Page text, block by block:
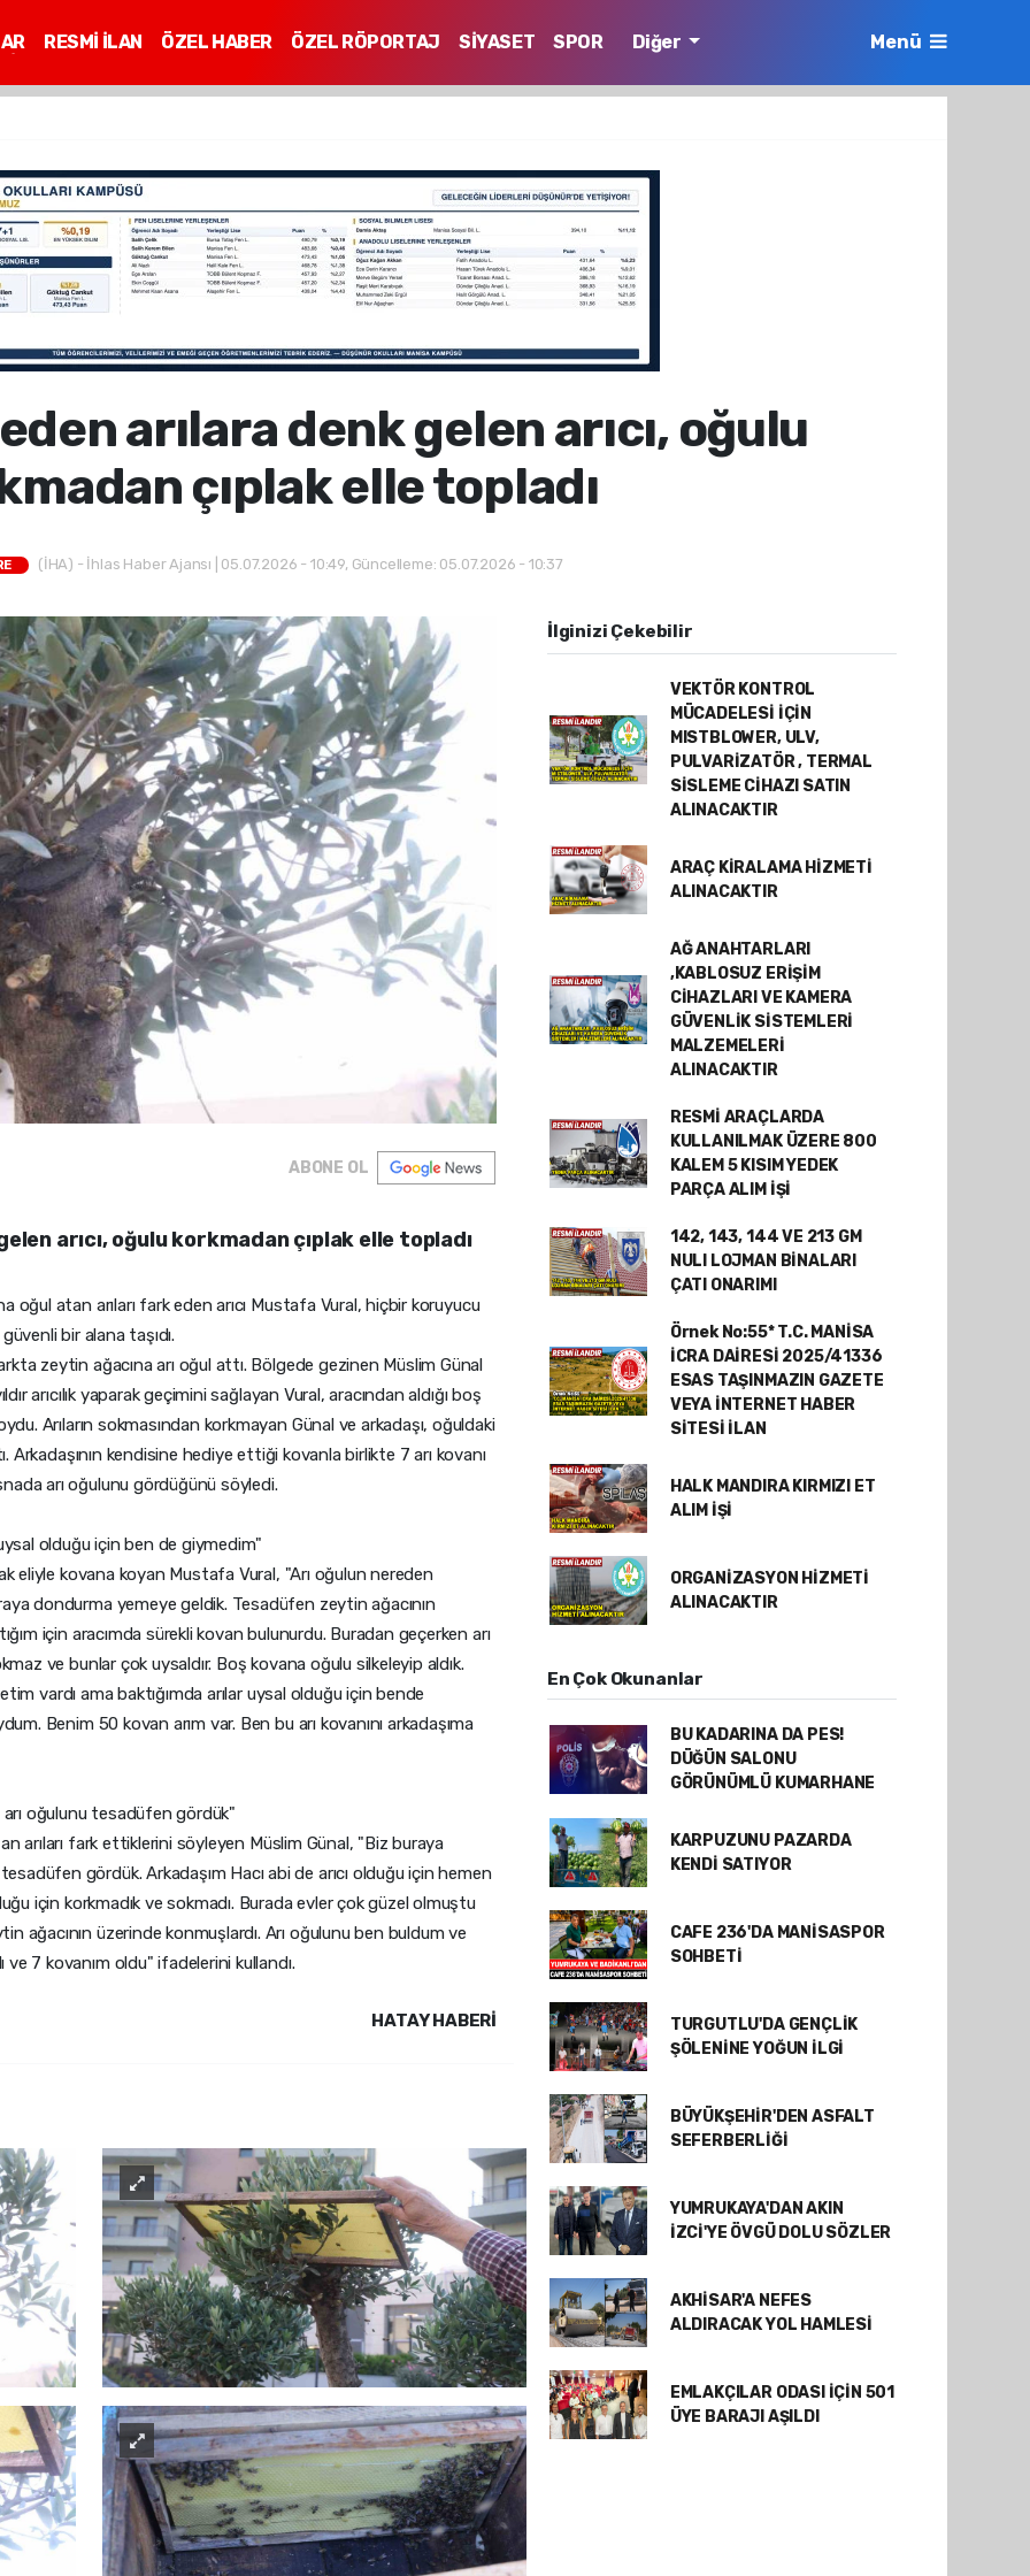
RESMİ İLAN ÖZEL HABER ÖZEL RÖPORTAJ SİYASET
SPOR
Diğer Menü
arılara denk gelen arıcı, oğulu
çıplak elle topladı
(İHA) - İhlas Haber Ajansı | 05.07.2026 - 10:49, Güncelleme: 05.07.2026 - 10:37
ABONE OL
arıcı, oğulu korkmadan çıplak elle topladı
oğul atan arıları fark eden arıcı Mustafa Vural, hiçbir koruyucu
bir alana taşıdı.
zeytin ağacına arı oğul attı. Bölgede gezinen Müslim Günal
arıcılık yaparak geçimini sağlayan Vural, aracından aldığı boş
Arıların sokmasından korkmayan Günal ve arkadaşı, oğuldaki
Arkadaşının kendisine hediye ettiği kovanla birlikte 7 arı kovanı
arı oğulunu gördüğünü söyledi.
uysal olduğu için ben de giymedim"
eliyle kovana koyan Mustafa Vural, "Arı oğulun nereden
dondurma yemeye geldik. Tesadüfen zeytin ağacının
için aracımda sürekli kovan bulunurdu. Buradan geçerken arı
ve bunlar çok uysaldır. Boş kovana oğulu silkeleyip aldık.
vardı ama baktığımda arılar uysal olduğu için bende
Benim 50 kovan arım var. Ben bu arı kovanını arkadaşıma
oğulunu tesadüfen gördük"
arıları fark ettiklerini söyleyen Müslim Günal, "Biz buraya
gördük. Arkadaşım Hacı abi de arıcı olduğu için hemen
için korkmadık ve sokmadı. Burada evler çok güzel olmuştu
ağacının üzerinde konmuşlardı. Arı oğulunu ben buldum ve
7 kovanım oldu" ifadelerini kullandı.
HATAY HABERİ
İlginizi Çekebilir
VEKTÖR KONTROL
MÜCADELESİ İÇİN
MISTBLOWER, ULV,
PULVARİZATÖR , TERMAL
SİSLEME CİHAZI SATIN
ALINACAKTIR
ARAÇ KİRALAMA HİZMETİ
ALINACAKTIR
AĞ ANAHTARLARI
,KABLOSUZ ERİŞİM
CİHAZLARI VE KAMERA
GÜVENLİK SİSTEMLERİ
MALZEMELERİ
ALINACAKTIR
RESMİ ARAÇLARDA
KULLANILMAK ÜZERE 800
KALEM 5 KISIM YEDEK
PARÇA ALIM İŞİ
142, 143, 144 VE 213 GM
NULI LOJMAN BİNALARI
ÇATI ONARIMI
Örnek No:55* T.C. MANİSA
İCRA DAİRESİ 2025/41336
ESAS TAŞINMAZIN GAZETE
VEYA İNTERNET HABER
SİTESİ İLAN
HALK MANDIRA KIRMIZI ET
ALIM İŞİ
ORGANİZASYON HİZMETİ
ALINACAKTIR
En Çok Okunanlar
BU KADARINA DA PES!
DÜĞÜN SALONU
GÖRÜNÜMLÜ KUMARHANE
KARPUZUNU PAZARDA
KENDİ SATIYOR
CAFE 236'DA MANİSASPOR
SOHBETİ
TURGUTLU'DA GENÇLİK
ŞÖLENİNE YOĞUN İLGİ
BÜYÜKŞEHİR'DEN ASFALT
SEFERBERLİĞİ
YUMRUKAYA'DAN AKIN
İZCİ'YE ÖVGÜ DOLU SÖZLER
AKHİSAR'A NEFES
ALDIRACAK YOL HAMLESİ
EMLAKÇILAR ODASI İÇİN 501
ÜYE BARAJI AŞILDI